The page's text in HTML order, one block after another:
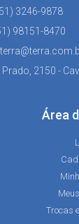
3246-9878
98151-8470
2150 -
Área
Trocas